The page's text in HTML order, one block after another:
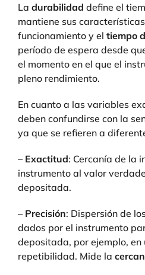
La durabilidad define el
mantiene sus
funcionamiento y el tiempo
período de espera desde
el momento en el que el
pleno rendimiento.
En cuanto a las variables
deben confundirse con la
ya que se refieren a
– Exactitud: Cercanía de la
instrumento al valor
depositada.
– Precisión: Dispersión de
dados por el instrumento
depositada, por ejemplo, en
repetibilidad. Mide la